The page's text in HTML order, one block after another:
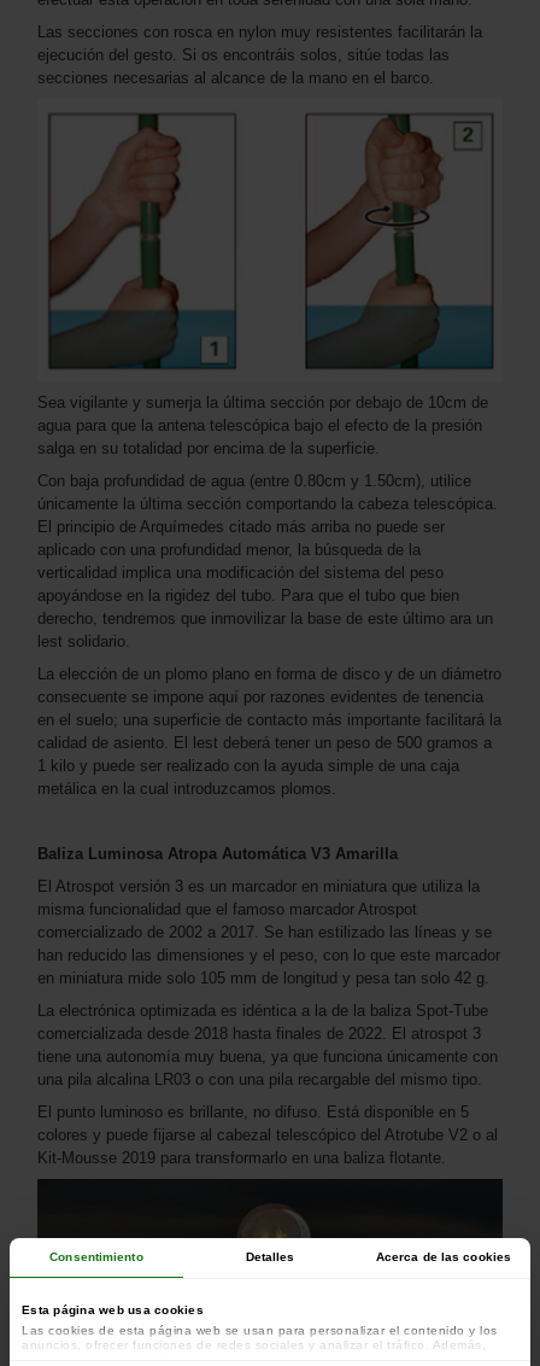
Consentimiento Detalles Acerca de las cookies
Esta página web usa cookies
Las cookies de esta página web se usan para personalizar el contenido y los
anuncios, ofrecer funciones de redes sociales y analizar el tráfico. Además,
Las secciones con rosca en nylon muy resistentes facilitarán la
ejecución del gesto. Si os encontráis solos, sitúe todas las
secciones necesarias al alcance de la mano en el barco.
Sea vigilante y sumerja la última sección por debajo de 10cm de
agua para que la antena telescópica bajo el efecto de la presión
salga en su totalidad por encima de la superficie.
Con baja profundidad de agua (entre 0.80cm y 1.50cm), utilice
únicamente la última sección comportando la cabeza telescópica.
El principio de Arquímedes citado más arriba no puede ser
aplicado con una profundidad menor, la búsqueda de la
verticalidad implica una modificación del sistema del peso
apoyándose en la rigidez del tubo. Para que el tubo que bien
derecho, tendremos que inmovilizar la base de este último ara un
lest solidario.
La elección de un plomo plano en forma de disco y de un diámetro
consecuente se impone aquí por razones evidentes de tenencia
en el suelo; una superficie de contacto más importante facilitará la
calidad de asiento. El lest deberá tener un peso de 500 gramos a
1 kilo y puede ser realizado con la ayuda simple de una caja
metálica en la cual introduzcamos plomos.
Baliza Luminosa Atropa Automática V3 Amarilla
El Atrospot versión 3 es un marcador en miniatura que utiliza la
misma funcionalidad que el famoso marcador Atrospot
comercializado de 2002 a 2017. Se han estilizado las líneas y se
han reducido las dimensiones y el peso, con lo que este marcador
en miniatura mide solo 105 mm de longitud y pesa tan solo 42 g.
La electrónica optimizada es idéntica a la de la baliza Spot-Tube
comercializada desde 2018 hasta finales de 2022. El atrospot 3
tiene una autonomía muy buena, ya que funciona únicamente con
una pila alcalina LR03 o con una pila recargable del mismo tipo.
El punto luminoso es brillante, no difuso. Está disponible en 5
colores y puede fijarse al cabezal telescópico del Atrotube V2 o al
Kit-Mousse 2019 para transformarlo en una baliza flotante.